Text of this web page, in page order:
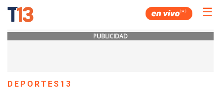
☰
PUBLICIDAD
DEPORTES13